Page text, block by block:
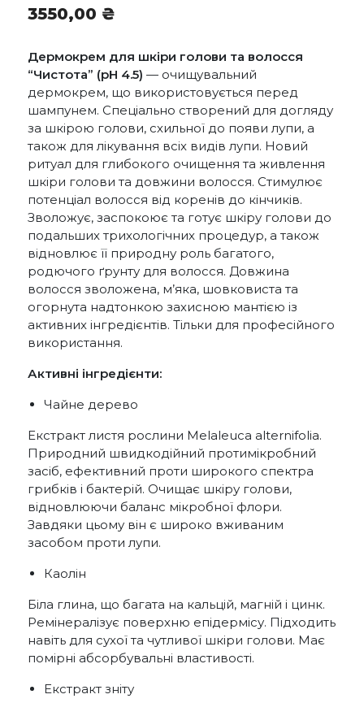
3550,00 ₴
Дермокрем для шкіри голови та волосся
“Чистота” (pH 4.5) — очищувальний
дермокрем, що використовується перед
шампунем. Спеціально створений для догляду
за шкірою голови, схильної до появи лупи, а
також для лікування всіх видів лупи. Новий
ритуал для глибокого очищення та живлення
шкіри голови та довжини волосся. Стимулює
потенціал волосся від коренів до кінчиків.
Зволожує, заспокоює та готує шкіру голови до
подальших трихологічних процедур, а також
відновлює її природну роль багатого,
родючого ґрунту для волосся. Довжина
волосся зволожена, м’яка, шовковиста та
огорнута надтонкою захисною мантією із
активних інгредієнтів. Тільки для професійного
використання.
Активні інгредієнти:
Чайне дерево
Екстракт листя рослини Melaleuca alternifolia.
Природний швидкодійний протимікробний
засіб, ефективний проти широкого спектра
грибків і бактерій. Очищає шкіру голови,
відновлюючи баланс мікробної флори.
Завдяки цьому він є широко вживаним
засобом проти лупи.
Каолін
Біла глина, що багата на кальцій, магній і цинк.
Ремінералізує поверхню епідермісу. Підходить
навіть для сухої та чутливої шкіри голови. Має
помірні абсорбувальні властивості.
Екстракт зніту